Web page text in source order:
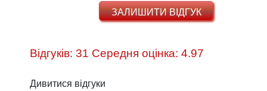
ЗАЛИШИТИ ВІДГУК
Відгуків: 31 Середня оцінка: 4.97
Дивитися відгуки